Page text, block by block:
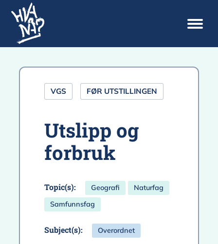
VGS FØR UTSTILLINGEN
Utslipp og
forbruk
Topic(s): Geografi
Naturfag
Samfunnsfag
Subject(s): Overordnet